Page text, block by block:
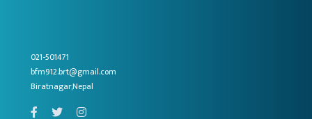
021-501471
bfm912.brt@gmail.com
Biratnagar,Nepal